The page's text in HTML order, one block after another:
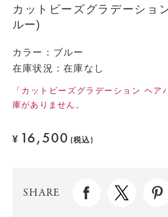
カットビーズグラデーショ
ルー)
カラー ： ブルー
在庫状況：在庫なし
「カットビーズグラデーション ヘア
庫がありません。
¥ 16,500 (税込)
SHARE